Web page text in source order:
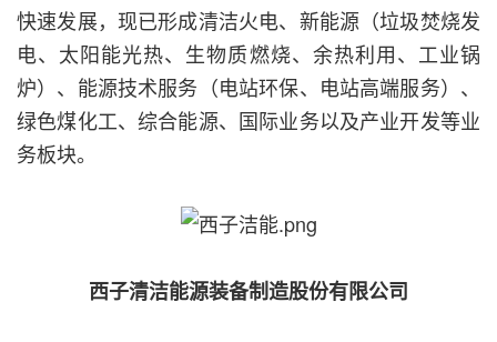
快速发展，现已形成清洁火电、新能源（垃圾焚烧发
电、太阳能光热、生物质燃烧、余热利用、工业锅
炉）、能源技术服务（电站环保、电站高端服务）、
绿色煤化工、综合能源、国际业务以及产业开发等业
务板块。
西子清洁能源装备制造股份有限公司